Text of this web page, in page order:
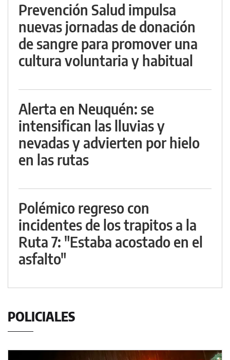
Prevención Salud impulsa
nuevas jornadas de donación
de sangre para promover una
cultura voluntaria y habitual
Alerta en Neuquén: se
intensifican las lluvias y
nevadas y advierten por hielo
en las rutas
Polémico regreso con
incidentes de los trapitos a la
Ruta 7: "Estaba acostado en el
asfalto"
POLICIALES